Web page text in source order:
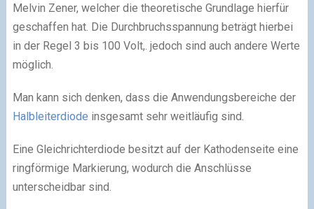
Melvin Zener, welcher die theoretische Grundlage hierfür
geschaffen hat. Die Durchbruchsspannung beträgt hierbei
in der Regel 3 bis 100 Volt,. jedoch sind auch andere Werte
möglich.
Man kann sich denken, dass die Anwendungsbereiche der
Halbleiterdiode insgesamt sehr weitläufig sind.
Eine Gleichrichterdiode besitzt auf der Kathodenseite eine
ringförmige Markierung, wodurch die Anschlüsse
unterscheidbar sind.